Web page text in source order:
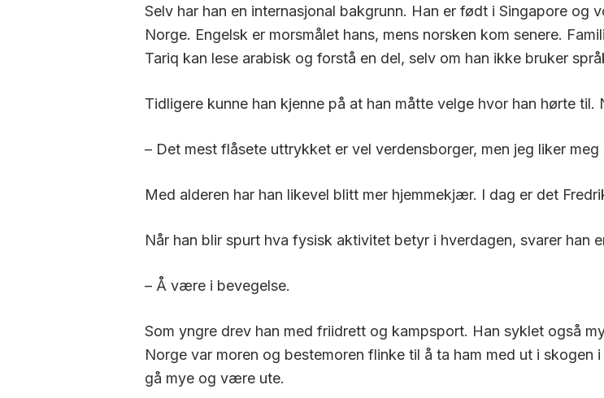
Selv har han en internasjonal bakgrunn. Han er født i Singapore og
Norge. Engelsk er morsmålet hans, mens norsken kom senere.
Tariq kan lese arabisk og forstå en del, selv om han ikke bruker
Tidligere kunne han kjenne på at han måtte velge hvor han hørte til.
– Det mest flåsete uttrykket er vel verdensborger, men jeg liker meg
Med alderen har han likevel blitt mer hjemmekjær. I dag er det
Når han blir spurt hva fysisk aktivitet betyr i hverdagen, svarer han
– Å være i bevegelse.
Som yngre drev han med friidrett og kampsport. Han syklet også
Norge var moren og bestemoren flinke til å ta ham med ut i
gå mye og være ute.